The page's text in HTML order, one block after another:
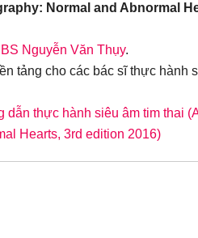
Normal and Abnormal
BS Nguyễn Văn Thụy.
tảng cho các bác sĩ thực hành
dẫn thực hành siêu âm tim thai
Hearts, 3rd edition 2016)